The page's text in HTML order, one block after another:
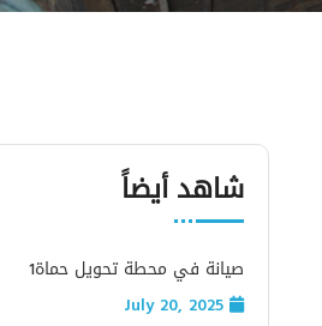
شاهد أيضاً
صيانة في محطة تحويل حماة1